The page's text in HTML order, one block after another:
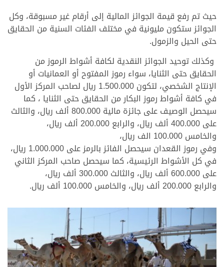
حيث تم رفع قيمة الجوائز المالية إلى أرقام غير مسبوقة، وكل
الجوائز ستكون مليونية في مختلف الفئات السنية من الحقايق
حتى الحيل والزمول.
وكذلك توحيد الجوائز النقدية لكافة أشواط الرموز من
الحقايق حتى الثنايا، سواء رموز المفتوح أو العمانيات أو
الإنتاج الشخصي، لتكون 1.500.000 ريال لصاحب المركز الأول
في كافة أشواط رموز البكار من الحقايق حتى الثنايا ، كما
سيحصل الوصيف على جائزة مالية 800.000 ألف ريال، والثالث
على 400.000 ألف ريال، والرابع 200.000 ألف ريال،
والخامس 100.000 الف ريال،
وفي رموز القعدان سيحصل الفائز بالرمز على 1.000.000 ريال،
في كل الأشواط الرئيسية، كما سيحصل صاحب المركز الثاني
على 600.000 ألف ريال، والثالث 300.000 ألف ريال،
والرابع 200.000 ألف ريال، والخامس 100.000 ألف ريال.